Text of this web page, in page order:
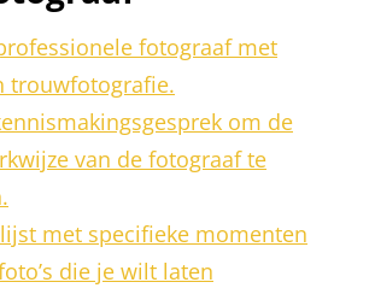
fotograaf met
trouwfotografie.
om de
van de fotograaf te
met specifieke momenten
die je wilt laten